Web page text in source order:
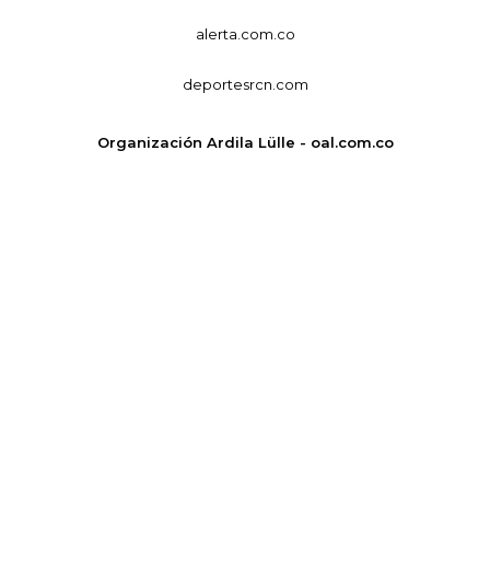
alerta.com.co
deportesrcn.com
Organización Ardila Lülle - oal.com.co